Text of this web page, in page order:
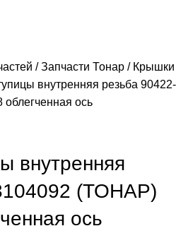
Запчасти Тонар
Крышки
внутренняя резьба 90422-
ось
внутренняя
(ТОНАР)
ось